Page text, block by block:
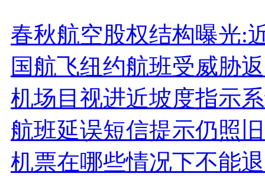
春秋航空股权结构曝光:
国航飞纽约航班受威胁
机场目视进近坡度指示
航班延误短信提示仍照
机票在哪些情况下不能